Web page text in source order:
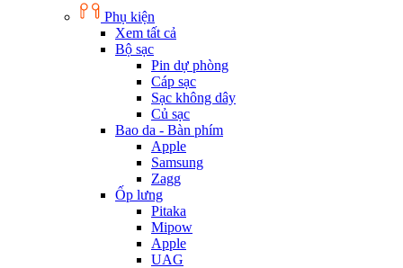
Phụ kiện
Xem tất cả
Bộ sạc
Pin dự phòng
Cáp sạc
Sạc không dây
Củ sạc
Bao da - Bàn phím
Apple
Samsung
Zagg
Ốp lưng
Pitaka
Mipow
Apple
UAG